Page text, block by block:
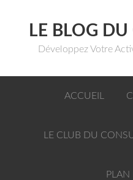
LE BLOG
Développez Votre
ACCUEIL
LE CLUB DU
PLAN